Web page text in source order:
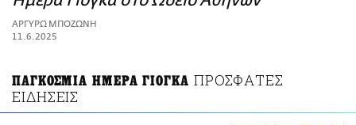
ΑΜΠΑ
PRINT
ΑΡΓΥΡΩ ΜΠΟΖΩΝΗ
11.6.2025
ΠΑΓΚΟΣΜΙΑ ΗΜΕΡΑ ΓΙΟΓΚΑ ΠΡΟΣΦΑΤΕΣ
ΕΙΔΗΣΕΙΣ